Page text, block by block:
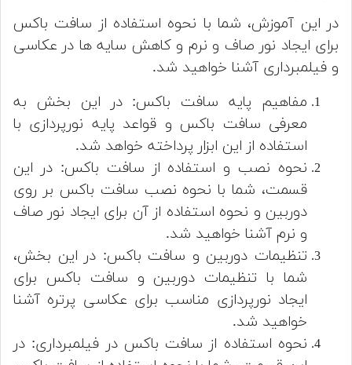
در این آموزش، شما با نحوه استفاده از سافت باکس
برای ایجاد نور صاف و نرم و کاهش سایه ها در عکاسی
و فیلمبرداری آشنا خواهید شد.
مفاهیم پایه سافت باکس: در این بخش به
معرفی سافت باکس و قواعد پایه نورپردازی با
استفاده از این ابزار پرداخته خواهد شد.
نحوه نصب و استفاده از سافت باکس: در این
قسمت، شما با نحوه نصب سافت باکس بر روی
دوربین و نحوه استفاده از آن برای ایجاد نور صاف
و نرم آشنا خواهید شد.
تنظیمات دوربین و سافت باکس: در این بخش،
شما با تنظیمات دوربین و سافت باکس برای
ایجاد نورپردازی مناسب برای عکاسی پرتره آشنا
خواهید شد.
نحوه استفاده از سافت باکس در فیلمبرداری: در